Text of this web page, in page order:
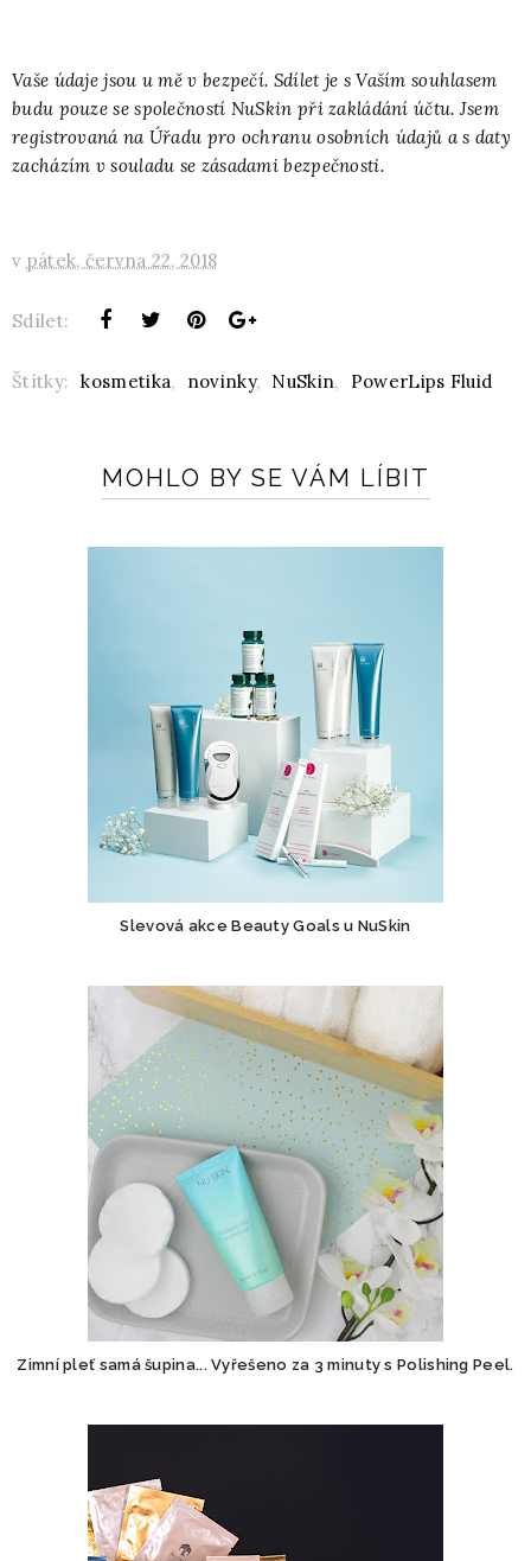
Vaše údaje jsou u mě v bezpečí. Sdílet je s Vaším souhlasem
budu pouze se společností NuSkin při zakládání účtu. Jsem
registrovaná na Úřadu pro ochranu osobních údajů a s daty
zacházím v souladu se zásadami bezpečnosti.
v pátek, června 22, 2018
Sdílet:
Štítky: kosmetika, novinky, NuSkin, PowerLips Fluid
MOHLO BY SE VÁM LÍBIT
Slevová akce Beauty Goals u NuSkin
Zimní pleť samá šupina... Vyřešeno za 3 minuty s Polishing Peel.